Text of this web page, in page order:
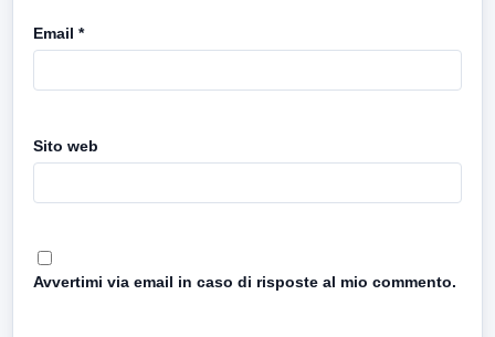
Email *
Sito web
Avvertimi via email in caso di risposte al mio commento.